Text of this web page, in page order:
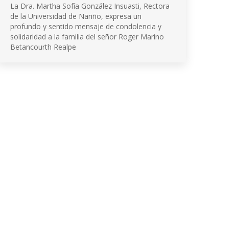
La Dra. Martha Sofía González Insuasti, Rectora
de la Universidad de Nariño, expresa un
profundo y sentido mensaje de condolencia y
solidaridad a la familia del señor Roger Marino
Betancourth Realpe